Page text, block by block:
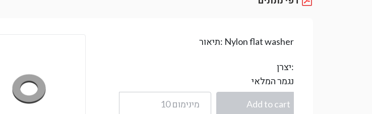
תיאור: Nylon flat washer
יצרן:
נגמר המלאי